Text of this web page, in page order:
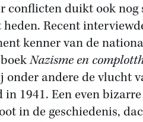
conflicten duikt ook nog
Recent
kenner van de
Nazisme en
andere de vlucht
1941. Een even
in de geschiedenis,